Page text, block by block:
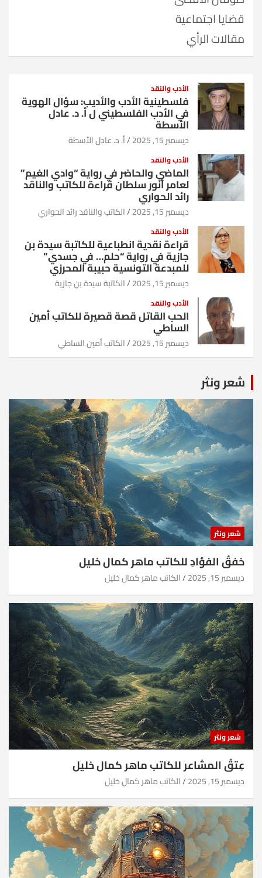
قضايا اجتماعية
مقالات الرأي
الأدب والنقد
فلسطينية الأدب والأديب: سؤال الهوية
في الأدب الفلسطيني ل أ. د. عادل
الأسطة
ديسمبر 15, 2025 أ. د. عادل الأسطة
الأدب والنقد
الماضي والحاضر في رواية “وادي الغيم”
لعامر أنور سلطان قراءة للكاتب والناقد
رائد الحواري
ديسمبر 15, 2025 الكاتب والناقد رائد الحواري
الأدب والنقد
قراءة نقدية انطباعية للكاتبة سيدة بن
جازية في رواية “حلم… في جسدي”
للمبدعة التونسية حبيبة المحرزي
ديسمبر 15, 2025 الكاتبة سيدة بن جازية
الأدب والنقد
الحب القاتل قصة قصيرة للكاتب أمين
الساطي
ديسمبر 15, 2025 الكاتب أمين الساطي
شعر ونثر
شعر ونثر
خفقُ الفؤادِ للكاتب ماهر كمال خليل
ديسمبر 15, 2025 الكاتب ماهر كمال خليل
شعر ونثر
عِتقُ المشاعر للكاتب ماهر كمال خليل
ديسمبر 15, 2025 الكاتب ماهر كمال خليل